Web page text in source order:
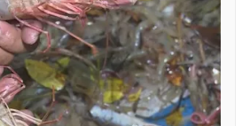
Infographic
Shorts video
VTV Thể thao